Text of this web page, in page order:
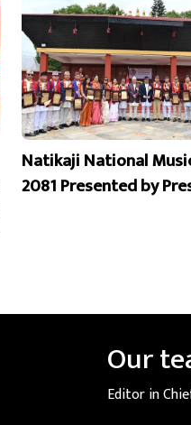
Natikaji National
2081 Presented by
Our
Editor in